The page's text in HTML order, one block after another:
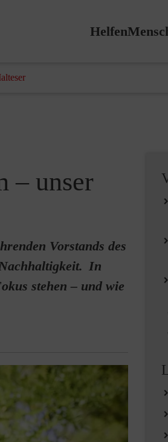
Helfen
– unser
Vorstands des
In
stehen – und wie